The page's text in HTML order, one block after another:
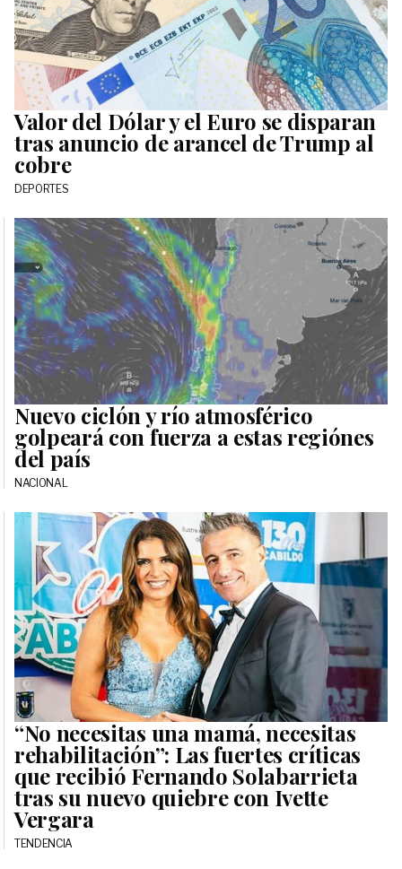
Valor del Dólar y el Euro se disparan
tras anuncio de arancel de Trump al
cobre
DEPORTES
Nuevo ciclón y río atmosférico
golpeará con fuerza a estas regiónes
del país
NACIONAL
“No necesitas una mamá, necesitas
rehabilitación”: Las fuertes críticas
que recibió Fernando Solabarrieta
tras su nuevo quiebre con Ivette
Vergara
TENDENCIA